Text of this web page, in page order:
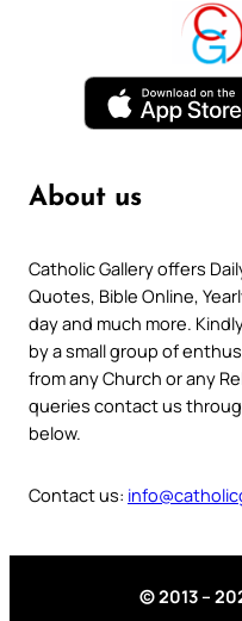
About us
Catholic Gallery offers
Quotes, Bible Online,
day and much more.
by a small group of
from any Church or any
queries contact us
below.
Contact us:
© 2013 –